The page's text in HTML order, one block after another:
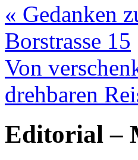
« Gedanken
Borstrasse 15
Von
drehbaren
Editorial –